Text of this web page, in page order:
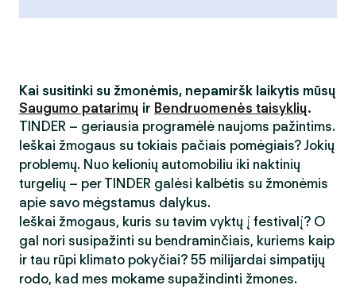
Kai susitinki su žmonėmis, nepamiršk laikytis mūsų
Saugumo patarimų ir Bendruomenės taisyklių.
TINDER – geriausia programėlė naujoms pažintims.
Ieškai žmogaus su tokiais pačiais pomėgiais? Jokių
problemų. Nuo kelionių automobiliu iki naktinių
turgelių – per TINDER galėsi kalbėtis su žmonėmis
apie savo mėgstamus dalykus.
Ieškai žmogaus, kuris su tavim vyktų į festivalį? O
gal nori susipažinti su bendraminčiais, kuriems kaip
ir tau rūpi klimato pokyčiai? 55 milijardai simpatijų
rodo, kad mes mokame supažindinti žmones.